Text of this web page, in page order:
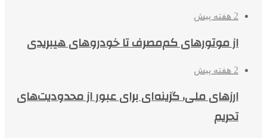
2 هفته پیش
از موتورهای کم‌مصرف تا خودروهای هیبریدی
2 هفته پیش
ارزهای ملی، گزینه‌ای برای عبور از محدودیت‌های
تحریم